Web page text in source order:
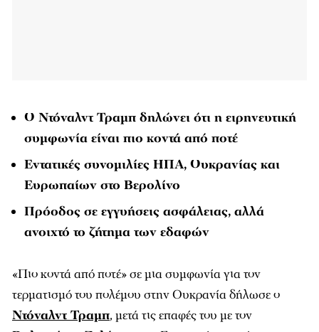
Ο Ντόναλντ Τραμπ δηλώνει ότι η ειρηνευτική
συμφωνία είναι πιο κοντά από ποτέ
Εντατικές συνομιλίες ΗΠΑ, Ουκρανίας και
Ευρωπαίων στο Βερολίνο
Πρόοδος σε εγγυήσεις ασφάλειας, αλλά
ανοιχτό το ζήτημα των εδαφών
«Πιο κοντά από ποτέ» σε μια συμφωνία για τον
τερματισμό του πολέμου στην Ουκρανία δήλωσε ο
Ντόναλντ Τραμπ, μετά τις επαφές του με τον